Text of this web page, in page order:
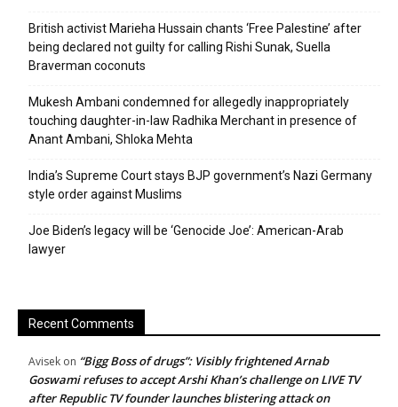
British activist Marieha Hussain chants ‘Free Palestine’ after
being declared not guilty for calling Rishi Sunak, Suella
Braverman coconuts
Mukesh Ambani condemned for allegedly inappropriately
touching daughter-in-law Radhika Merchant in presence of
Anant Ambani, Shloka Mehta
India’s Supreme Court stays BJP government’s Nazi Germany
style order against Muslims
Joe Biden’s legacy will be ‘Genocide Joe’: American-Arab
lawyer
Recent Comments
Avisek on “Bigg Boss of drugs”: Visibly frightened Arnab
Goswami refuses to accept Arshi Khan’s challenge on LIVE TV
after Republic TV founder launches blistering attack on